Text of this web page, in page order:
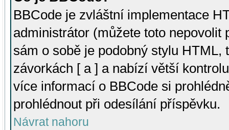
BBCode je zvláštní implementace
administrátor (můžete toto
sám o sobě je podobný stylu HTML,
závorkách [ a ] a nabízí větší
více informací o BBCode si
prohlédnout při odesílání příspěvku.
Návrat nahoru